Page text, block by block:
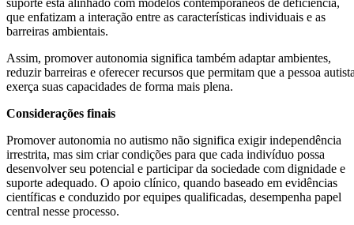
que enfatizam a interação entre as características individuais e as
barreiras ambientais.
Assim, promover autonomia significa também adaptar ambientes,
reduzir barreiras e oferecer recursos que permitam que a pessoa
exerça suas capacidades de forma mais plena.
Considerações finais
Promover autonomia no autismo não significa exigir independência
irrestrita, mas sim criar condições para que cada indivíduo possa
desenvolver seu potencial e participar da sociedade com dignidade e
suporte adequado. O apoio clínico, quando baseado em evidências
científicas e conduzido por equipes qualificadas, desempenha papel
central nesse processo.